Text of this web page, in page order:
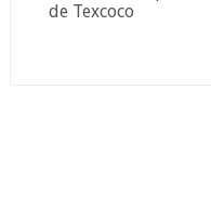
de Texcoco